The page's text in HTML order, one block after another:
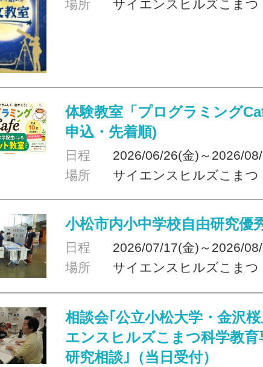
場所
サイエンスヒルズこま
体験教室「プログラミング
申込・先着順)
日程
2026/06/26(金)～2026/
場所
サイエンスヒルズこまつ
小松市内小中学校自由研究優
日程
2026/07/17(金)～2026/
場所
サイエンスヒルズこまつ
相談会｢公立小松大学・金沢
エンスヒルズこまつ科学教
研究相談｣（当日受付）